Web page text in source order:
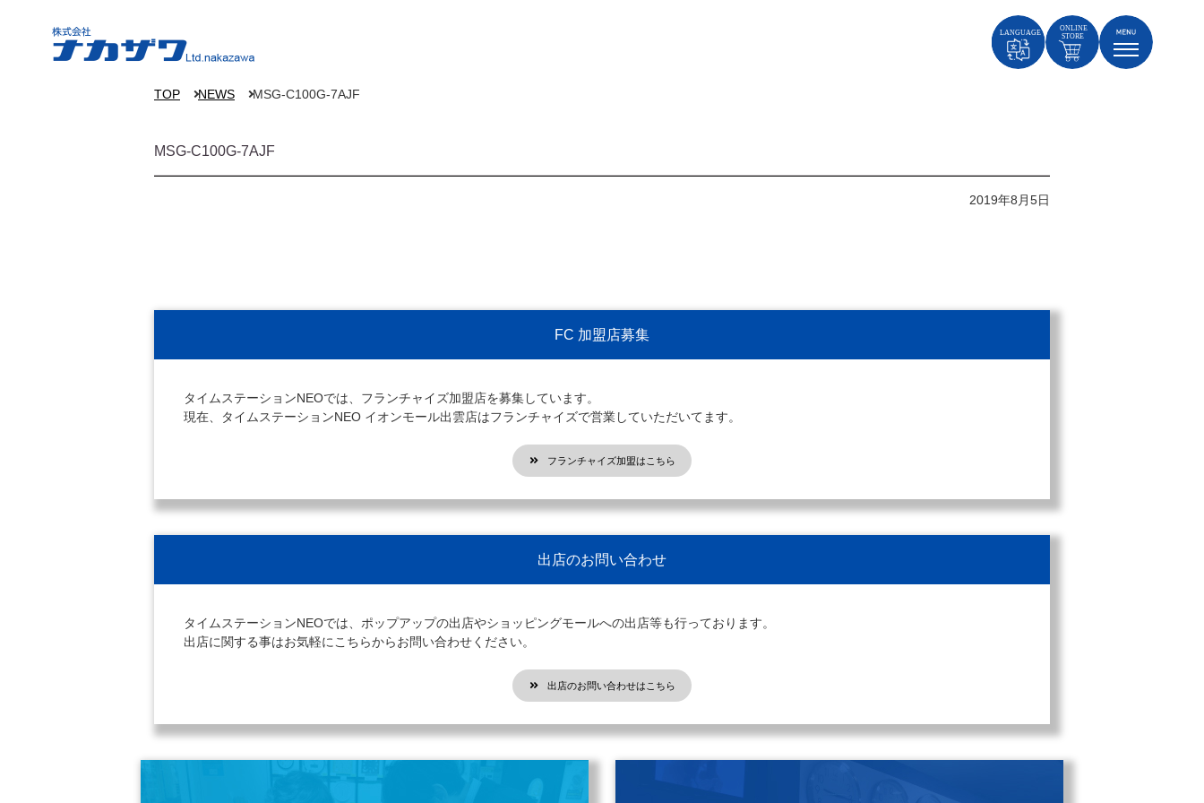
TOP NEWS MSG-C100G-7AJF
MSG-C100G-7AJF
2019年8月5日
FC 加盟店募集
タイムステーションNEOでは、フランチャイズ加盟店を募集しています。
現在、タイムステーションNEO イオンモール出雲店はフランチャイズで営業していただいてます。
フランチャイズ加盟はこちら
出店のお問い合わせ
タイムステーションNEOでは、ポップアップの出店やショッピングモールへの出店等も行っております。
出店に関する事はお気軽にこちらからお問い合わせください。
出店のお問い合わせはこちら